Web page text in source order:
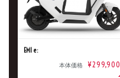
EM1 e:
本体価格 ¥299,900